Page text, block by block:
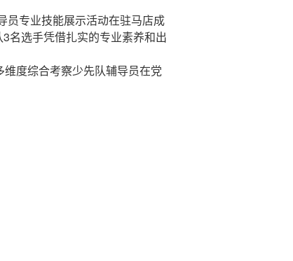
员专业技能展示活动在驻马店成
名选手凭借扎实的专业素养和出
度综合考察少先队辅导员在党